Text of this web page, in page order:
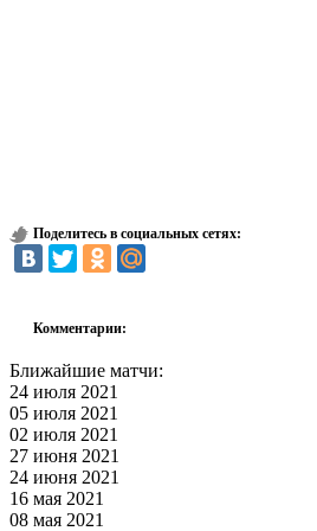
Поделитесь в социальных сетях:
Комментарии:
Ближайшие матчи:
24 июля 2021
05 июля 2021
02 июля 2021
27 июня 2021
24 июня 2021
16 мая 2021
08 мая 2021